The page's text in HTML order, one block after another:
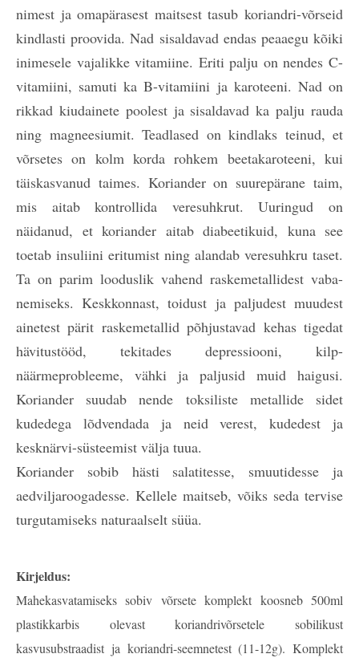
nimest ja omapärasest maitsest tasub koriandri-võrseid
kindlasti proovida. Nad sisaldavad endas peaaegu kõiki
inimesele vajalikke vitamiine. Eriti palju on nendes C-
vitamiini, samuti ka B-vitamiini ja karoteeni. Nad on
rikkad kiudainete poolest ja sisaldavad ka palju rauda
ning magneesiumit. Teadlased on kindlaks teinud, et
võrsetes on kolm korda rohkem beetakaroteeni, kui
täiskasvanud taimes. Koriander on suurepärane taim,
mis aitab kontrollida veresuhkrut. Uuringud on
näidanud, et koriander aitab diabeetikuid, kuna see
toetab insuliini eritumist ning alandab veresuhkru taset.
Ta on parim looduslik vahend raskemetallidest vaba-
nemiseks. Keskkonnast, toidust ja paljudest muudest
ainetest pärit raskemetallid põhjustavad kehas tigedat
hävitustööd, tekitades depressiooni, kilp-
näärmeprobleeme, vähki ja paljusid muid haigusi.
Koriander suudab nende toksiliste metallide sidet
kudedega lõdvendada ja neid verest, kudedest ja
kesknärvi-süsteemist välja tuua.
Koriander sobib hästi salatitesse, smuutidesse ja
aedviljaroogadesse. Kellele maitseb, võiks seda tervise
turgutamiseks naturaalselt süüa.
Kirjeldus:
Mahekasvatamiseks sobiv võrsete komplekt koosneb 500ml
plastikkarbis olevast koriandrivõrsetele sobilikust
kasvusubstraadist ja koriandri-seemnetest (11-12g). Komplekt